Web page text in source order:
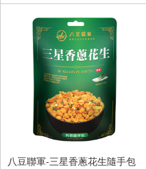
八豆聯軍-三星香蔥花生隨手包